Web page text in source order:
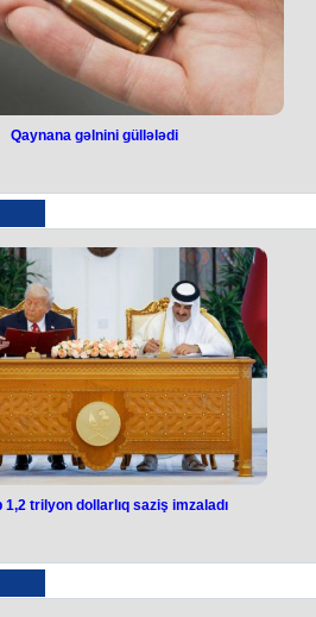
tüfəngindən açılan atəş nəticəsində xəsarət
təvəllüdlü N.Xudaverdiyeva tir tüfəngindən
onun qayınanası, 1968-ci il təvəllüdlü
şübhəli bilinir.
ehtiyatsızlıqdan açıldığı bildirilir.
bağlı araşdırma aparılır.
Qaynana gəlnini güllələdi
imzaladı
1,2 trilyon dollarlıq saziş imzaladı